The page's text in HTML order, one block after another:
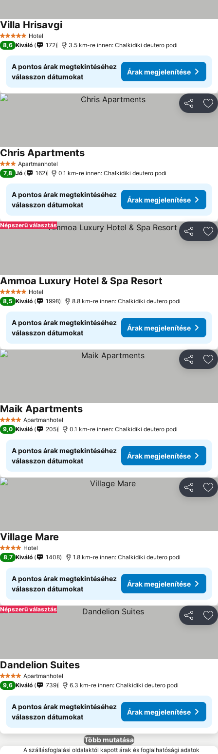
5 KategóriaHotel
Villa HrisavgiÁrak megjelenítése
8,6 Kiváló 172 3.5 km-re innen: Chalkidiki deutero podi
A pontos árak megtekintéséhez
válasszon dátumokat
Árak megjelenítése
3 KategóriaApartmanhotel
Chris ApartmentsÁrak megjelenítése
7,8 Jó 162 0.1 km-re innen: Chalkidiki deutero podi
A pontos árak megtekintéséhez
válasszon dátumokat
Árak megjelenítése
Népszerű választás
5 KategóriaHotel
Ammoa Luxury Hotel & Spa Resort
8,5 Kiváló 1998 8.8 km-re innen: Chalkidiki deutero podi
A pontos árak megtekintéséhez
válasszon dátumokat
Árak megjelenítése
4 KategóriaApartmanhotel
Maik ApartmentsÁrak megjelenítése
9,0 Kiváló 205 0.1 km-re innen: Chalkidiki deutero podi
A pontos árak megtekintéséhez
válasszon dátumokat
Árak megjelenítése
4 KategóriaHotel
Village Mare
8,7 Kiváló 1408 1.8 km-re innen: Chalkidiki deutero podi
A pontos árak megtekintéséhez
válasszon dátumokat
Árak megjelenítése
Népszerű választás
4 KategóriaApartmanhotel
Dandelion SuitesÁrak megjelenítése
9,6 Kiváló 739 6.3 km-re innen: Chalkidiki deutero podi
A pontos árak megtekintéséhez
válasszon dátumokat
Árak megjelenítése
Több mutatása
A szállásfoglalási oldalaktól kapott árak és foglalhatósági adatok